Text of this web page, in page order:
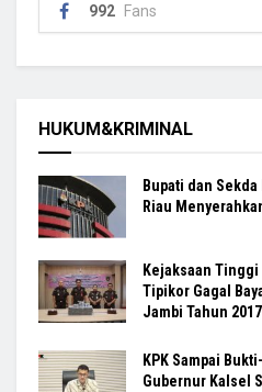
992 Fans
HUKUM&KRIMINAL
Bupati dan
Riau
Kejaksaan
Tipikor Gagal
Jambi Tahun
KPK Sampai
Gubernur Kalsel